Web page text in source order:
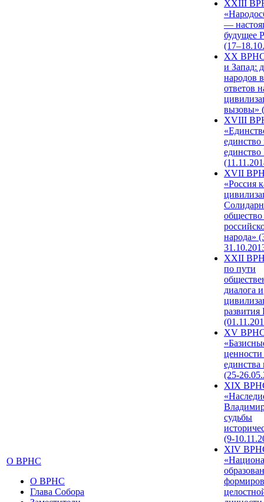
О ВРНС
О ВРНС
Глава Собора
XXIII
—
будущее
XX ВРНС
и Запад:
народов
ответов
вызовы»
XVIII
единство
единство
XVII
«Россия
народа»
XXII
по пути
диалога и
развития
XV
единства
(25-
XIX
судьбы
(9-
XIV